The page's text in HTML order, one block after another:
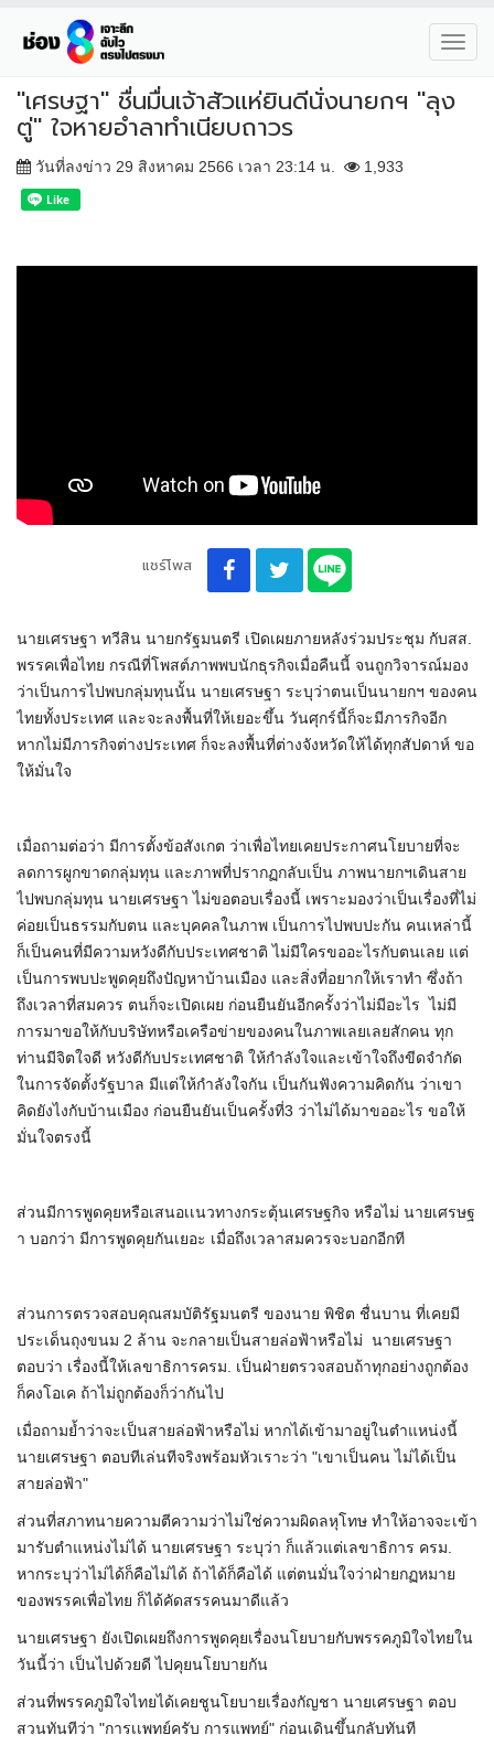
"เศรษฐา" ชื่นมื่นเจ้าสัวแห่ยินดีนั่งนายกฯ "ลุง
ตู่" ใจหายอำลาทำเนียบถาวร
วันที่ลงข่าว 29 สิงหาคม 2566 เวลา 23:14 น. 1,933
แชร์โพส
นายเศรษฐา ทวีสิน นายกรัฐมนตรี เปิดเผยภายหลังร่วมประชุม กับสส.
พรรคเพื่อไทย กรณีที่โพสต์ภาพพบนักธุรกิจเมื่อคืนนี้ จนถูกวิจารณ์มอง
ว่าเป็นการไปพบกลุ่มทุนนั้น นายเศรษฐา ระบุว่าตนเป็นนายกฯ ของคน
ไทยทั้งประเทศ และจะลงพื้นที่ให้เยอะขึ้น วันศุกร์นี้ก็จะมีภารกิจอีก
หากไม่มีภารกิจต่างประเทศ ก็จะลงพื้นที่ต่างจังหวัดให้ได้ทุกสัปดาห์ ขอ
ให้มั่นใจ
เมื่อถามต่อว่า มีการตั้งข้อสังเกต ว่าเพื่อไทยเคยประกาศนโยบายที่จะ
ลดการผูกขาดกลุ่มทุน และภาพที่ปรากฏกลับเป็น ภาพนายกฯเดินสาย
ไปพบกลุ่มทุน นายเศรษฐา ไม่ขอตอบเรื่องนี้ เพราะมองว่าเป็นเรื่องที่ไม่
ค่อยเป็นธรรมกับตน และบุคคลในภาพ เป็นการไปพบปะกัน คนเหล่านี้
ก็เป็นคนที่มีความหวังดีกับประเทศชาติ ไม่มีใครขออะไรกับตนเลย แต่
เป็นการพบปะพูดคุยถึงปัญหาบ้านเมือง และสิ่งที่อยากให้เราทำ ซึ่งถ้า
ถึงเวลาที่สมควร ตนก็จะเปิดเผย ก่อนยืนยันอีกครั้งว่าไม่มีอะไร ไม่มี
การมาขอให้กับบริษัทหรือเครือข่ายของคนในภาพเลยเลยสักคน ทุก
ท่านมีจิตใจดี หวังดีกับประเทศชาติ ให้กำลังใจและเข้าใจถึงขีดจำกัด
ในการจัดตั้งรัฐบาล มีแต่ให้กำลังใจกัน เป็นกันฟังความคิดกัน ว่าเขา
คิดยังไงกับบ้านเมือง ก่อนยืนยันเป็นครั้งที่3 ว่าไม่ได้มาขออะไร ขอให้
มั่นใจตรงนี้
ส่วนมีการพูดคุยหรือเสนอเเนวทางกระตุ้นเศรษฐกิจ หรือไม่ นายเศรษฐ
า บอกว่า มีการพูดคุยกันเยอะ เมื่อถึงเวลาสมควรจะบอกอีกที
ส่วนการตรวจสอบคุณสมบัติรัฐมนตรี ของนาย พิชิต ชื่นบาน ที่เคยมี
ประเด็นถุงขนม 2 ล้าน จะกลายเป็นสายล่อฟ้าหรือไม่ นายเศรษฐา
ตอบว่า เรื่องนี้ให้เลขาธิการครม. เป็นฝ่ายตรวจสอบถ้าทุกอย่างถูกต้อง
ก็คงโอเค ถ้าไม่ถูกต้องก็ว่ากันไป
เมื่อถามย้ำว่าจะเป็นสายล่อฟ้าหรือไม่ หากได้เข้ามาอยู่ในตำแหน่งนี้
นายเศรษฐา ตอบทีเล่นทีจริงพร้อมหัวเราะว่า "เขาเป็นคน ไม่ได้เป็น
สายล่อฟ้า"
ส่วนที่สภาทนายความตีความว่าไม่ใช่ความผิดลหุโทษ ทำให้อาจจะเข้า
มารับตำแหน่งไม่ได้ นายเศรษฐา ระบุว่า ก็แล้วแต่เลขาธิการ ครม.
หากระบุว่าไม่ได้ก็คือไม่ได้ ถ้าได้ก็คือได้ แต่ตนมั่นใจว่าฝ่ายกฏหมาย
ของพรรคเพื่อไทย ก็ได้คัดสรรคนมาดีแล้ว
นายเศรษฐา ยังเปิดเผยถึงการพูดคุยเรื่องนโยบายกับพรรคภูมิใจไทยใน
วันนี้ว่า เป็นไปด้วยดี ไปคุยนโยบายกัน
ส่วนที่พรรคภูมิใจไทยได้เคยชูนโยบายเรื่องกัญชา นายเศรษฐา ตอบ
สวนทันทีว่า "การเเพทย์ครับ การแพทย์" ก่อนเดินขึ้นกลับทันที